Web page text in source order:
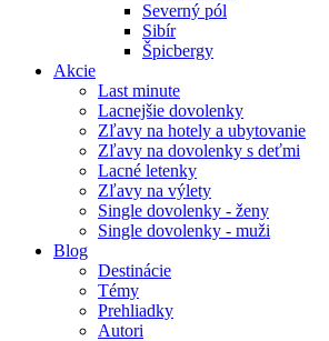
Severný pól
Sibír
Špicbergy
Akcie
Last minute
Lacnejšie dovolenky
Zľavy na hotely a ubytovanie
Zľavy na dovolenky s deťmi
Lacné letenky
Zľavy na výlety
Single dovolenky - ženy
Single dovolenky - muži
Blog
Destinácie
Témy
Prehliadky
Autori